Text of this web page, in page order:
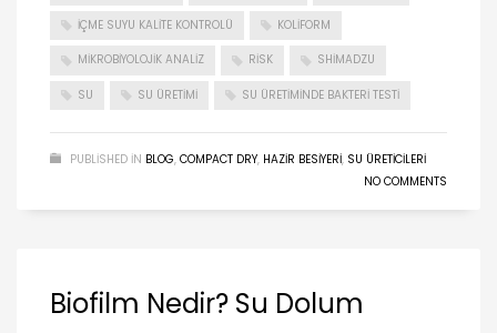
IÇME SUYU KALITE KONTROLÜ KOLIFORM
MIKROBIYOLOJIK ANALIZ RISK SHIMADZU
SU SU ÜRETIMI SU ÜRETIMINDE BAKTERI TESTI
PUBLISHED IN BLOG, COMPACT DRY, HAZIR BESIYERI, SU ÜRETICILERI
NO COMMENTS
Biofilm Nedir? Su Dolum